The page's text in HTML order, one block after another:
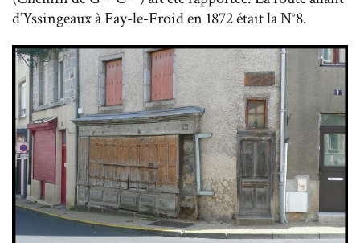
d’Yssingeaux à Fay-le-Froid en 1872 était la N°8.